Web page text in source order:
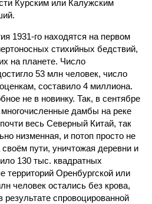
Курским или Калужским
1931-го находятся на первом
стихийных бедствий,
на планете. Число
53 млн человек, число
составило 4 миллиона.
не в новинку. Так, в сентябре
дамбы на реке
весь Северный Китай, так
низменная, и потоп просто не
своём пути, уничтожая деревни и
130 тыс. квадратных
территорий Оренбургской или
человек остались без крова,
спровоцированной